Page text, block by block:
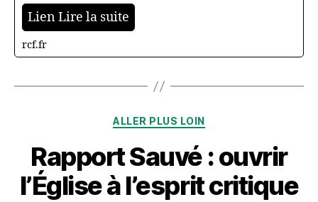
Lien Lire la suite
rcf.fr
Catégories
ALLER PLUS LOIN
Rapport Sauvé : ouvrir
l’Église à l’esprit critique